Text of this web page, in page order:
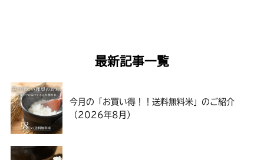
最新記事一覧
今月の「お買い得！！送料無料米」のご紹介
（2026年8月）